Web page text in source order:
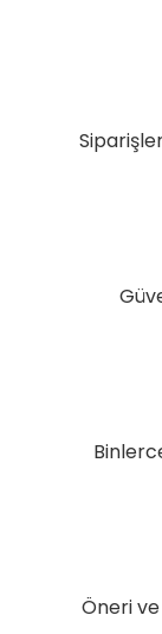
Öneri